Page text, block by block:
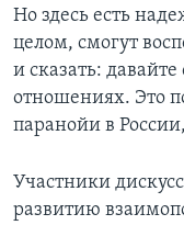
Но здесь есть
целом, смогут
и сказать:
отношениях. Это
паранойи в
Участники
развитию